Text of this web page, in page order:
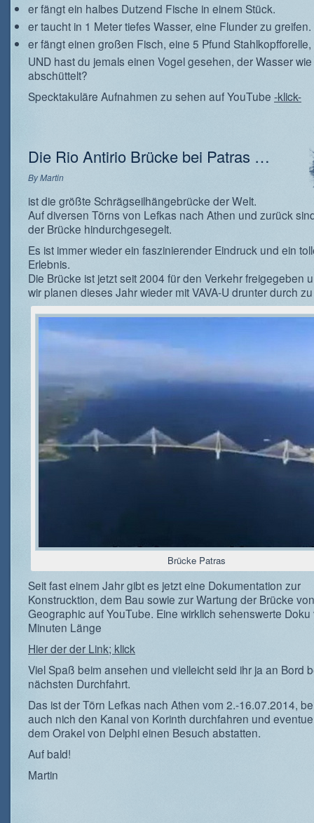
er fängt ein halbes Dutzend Fische in einem Stück.
er taucht in 1 Meter tiefes Wasser, eine Flunder zu greifen.
er fängt einen großen Fisch, eine 5 Pfund Stahlkopfforelle,
UND hast du jemals einen Vogel gesehen, der Wasser
abschüttelt?
Specktakuläre Aufnahmen zu sehen auf YouTube -klick-
Die Rio Antirio Brücke bei Patras …
ByMartin
ist die größte Schrägseilhängebrücke der Welt.
Auf diversen Törns von Lefkas nach Athen und zurück
der Brücke hindurchgesegelt.
Es ist immer wieder ein faszinierender Eindruck und ein
Erlebnis.
Die Brücke ist jetzt seit 2004 für den Verkehr freigegeben
wir planen dieses Jahr wieder mit VAVA-U drunter durch
Brücke Patras
Seit fast einem Jahr gibt es jetzt eine Dokumentation zur
Konstrucktion, dem Bau sowie zur Wartung der Brücke
Geographic auf YouTube. Eine wirklich sehenswerte
Minuten Länge
Hier der der Link; klick
Viel Spaß beim ansehen und vielleicht seid ihr ja an Bord
nächsten Durchfahrt.
Das ist der Törn Lefkas nach Athen vom 2.-16.07.2014,
auch nich den Kanal von Korinth durchfahren und
dem Orakel von Delphi einen Besuch abstatten.
Auf bald!
Martin